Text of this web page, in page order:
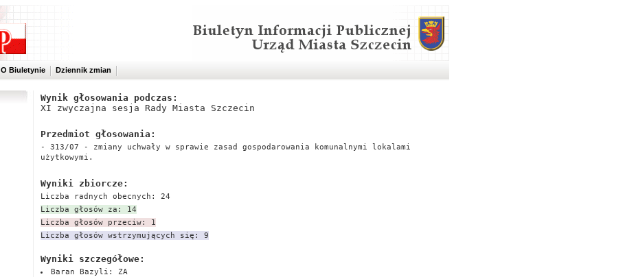
O Biuletynie Dziennik zmian
Wynik głosowania podczas:
XI zwyczajna sesja Rady Miasta Szczecin
Przedmiot głosowania:
- 313/07 - zmiany uchwały w sprawie zasad gospodarowania komunalnymi lokalami
użytkowymi.
Wyniki zbiorcze:
Liczba radnych obecnych: 24
Liczba głosów za: 14
Liczba głosów przeciw: 1
Liczba głosów wstrzymujących się: 9
Wyniki szczegółowe:
Baran Bazyli: ZA